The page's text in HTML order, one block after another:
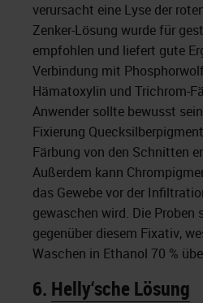
verursacht eine Lyse der
Zenker-Lösung wurde für
empfohlen und liefert gute
Verbindung mit
Hämatoxylin und Trichrom-
Anwender sollte bewusst
Fixierung
Färbung von den Schnitten
Außerdem kann
das Gewebe vor der
gewaschen wird. Die
gegenüber diesem Fixativ,
Waschen in Ethanol 70 %
6. Helly‘sche Lösung